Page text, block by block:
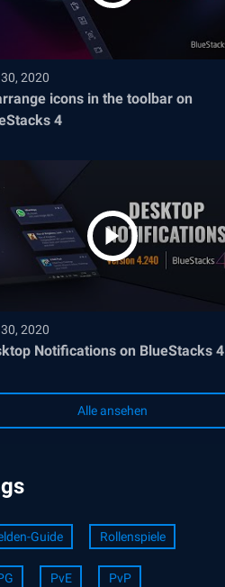
2020
icons in the toolbar on
4
2020
Notifications on BlueStacks 4
Alle ansehen
Guide Rollenspiele
PvE PvP